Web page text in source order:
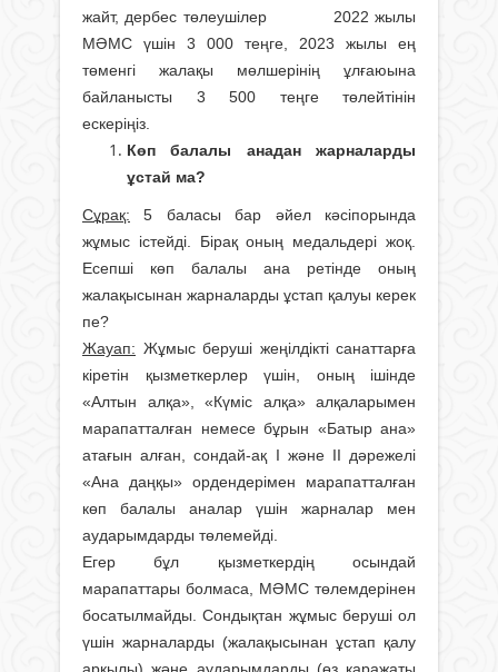
жайт, дербес төлеушілер 2022 жылы
МӘМС үшін 3 000 теңге, 2023 жылы ең
төменгі жалақы мөлшерінің ұлғаюына
байланысты 3 500 теңге төлейтінін
ескеріңіз.
Көп балалы анадан жарналарды
ұстай ма?
Сұрақ: 5 баласы бар әйел кәсіпорында
жұмыс істейді. Бірақ оның медальдері жоқ.
Есепші көп балалы ана ретінде оның
жалақысынан жарналарды ұстап қалуы керек
пе?
Жауап: Жұмыс беруші жеңілдікті санаттарға
кіретін қызметкерлер үшін, оның ішінде
«Алтын алқа», «Күміс алқа» алқаларымен
марапатталған немесе бұрын «Батыр ана»
атағын алған, сондай-ақ I және II дәрежелі
«Ана даңқы» ордендерімен марапатталған
көп балалы аналар үшін жарналар мен
аударымдарды төлемейді.
Егер бұл қызметкердің осындай
марапаттары болмаса, МӘМС төлемдерінен
босатылмайды. Сондықтан жұмыс беруші ол
үшін жарналарды (жалақысынан ұстап қалу